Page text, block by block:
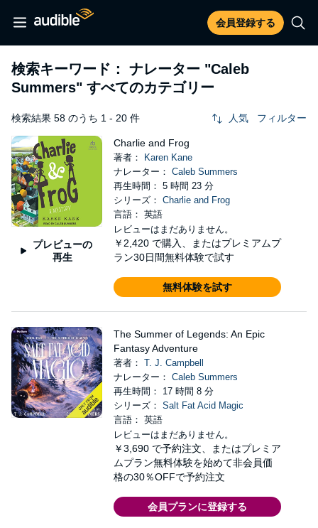
会員登録する
検索キーワード： ナレーター "Caleb
Summers" すべてのカテゴリー
検索結果 58 のうち 1 - 20 件 人気 フィルター
プレビューの
再生
Charlie and Frog
著者：
Karen Kane
ナレーター： Caleb Summers
再生時間： 5 時間 23 分
シリーズ： Charlie and Frog
言語： 英語
レビューはまだありません。
￥2,420 で購入、またはプレミアムプ
ラン30日間無料体験で試す
無料体験を試す
The Summer of Legends: An Epic
Fantasy Adventure
著者： T. J. Campbell
ナレーター： Caleb Summers
再生時間： 17 時間 8 分
シリーズ： Salt Fat Acid Magic
言語： 英語
レビューはまだありません。
￥3,690 で予約注文、またはプレミア
ムプラン無料体験を始めて非会員価
格の30％OFFで予約注文
会員プランに登録する